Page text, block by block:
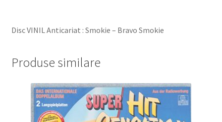
Disc VINIL Anticariat : Smokie – Bravo Smokie
Produse similare